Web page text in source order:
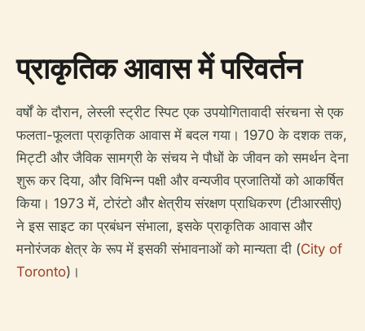
प्राकृतिक आवास में परिवर्तन
वर्षों के दौरान, लेस्ली स्ट्रीट स्पिट एक उपयोगितावादी संरचना से एक
फलता-फूलता प्राकृतिक आवास में बदल गया। 1970 के दशक तक,
मिट्टी और जैविक सामग्री के संचय ने पौधों के जीवन को समर्थन देना
शुरू कर दिया, और विभिन्न पक्षी और वन्यजीव प्रजातियों को आकर्षित
किया। 1973 में, टोरंटो और क्षेत्रीय संरक्षण प्राधिकरण (टीआरसीए)
ने इस साइट का प्रबंधन संभाला, इसके प्राकृतिक आवास और
मनोरंजक क्षेत्र के रूप में इसकी संभावनाओं को मान्यता दी (City of
Toronto)।